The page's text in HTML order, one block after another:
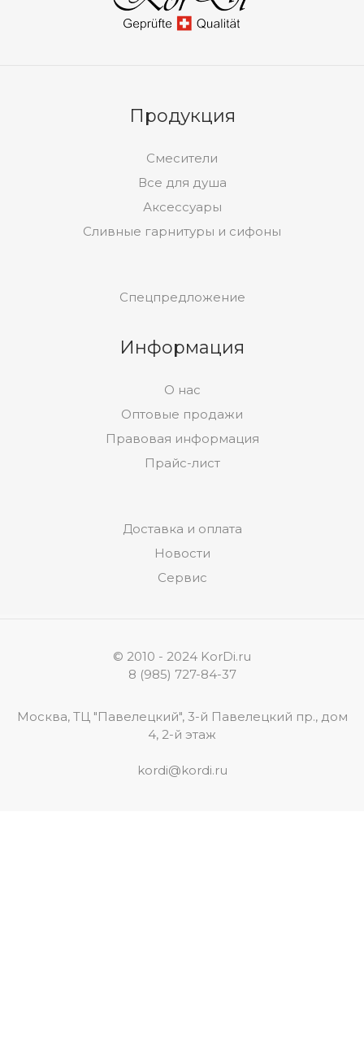
Продукция
Смесители
Все для душа
Аксессуары
Сливные гарнитуры и сифоны
Спецпредложение
Информация
О нас
Оптовые продажи
Правовая информация
Прайс-лист
Доставка и оплата
Новости
Сервис
© 2010 - 2024 KorDi.ru
8 (985) 727-84-37
Москва, ТЦ "Павелецкий", 3-й Павелецкий пр., дом
4, 2-й этаж
kordi@kordi.ru